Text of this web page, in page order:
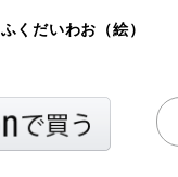
くだいわお（絵）